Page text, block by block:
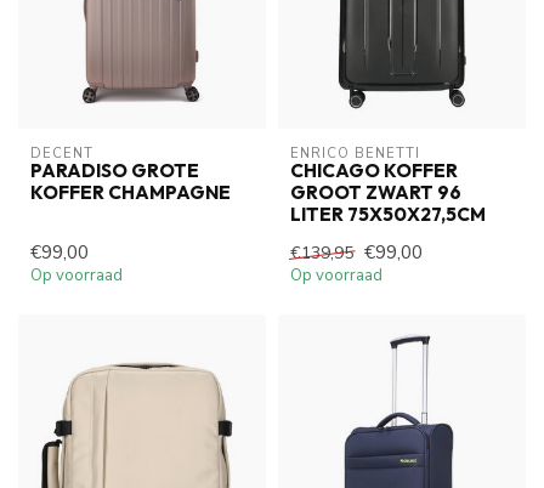
DECENT
PARADISO GROTE
KOFFER CHAMPAGNE
€99,00
Op voorraad
ENRICO BENETTI
CHICAGO KOFFER
GROOT ZWART 96
LITER 75X50X27,5CM
€139,95 €99,00
Op voorraad